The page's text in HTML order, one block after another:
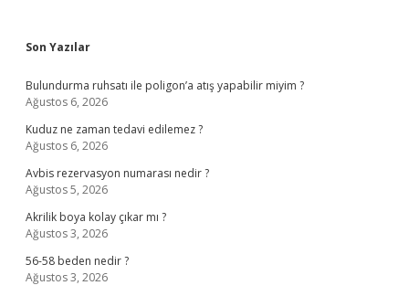
Sidebar
Son Yazılar
Bulundurma ruhsatı ile poligon’a atış yapabilir miyim ?
Ağustos 6, 2026
Kuduz ne zaman tedavi edilemez ?
Ağustos 6, 2026
Avbis rezervasyon numarası nedir ?
Ağustos 5, 2026
Akrilik boya kolay çıkar mı ?
Ağustos 3, 2026
56-58 beden nedir ?
Ağustos 3, 2026